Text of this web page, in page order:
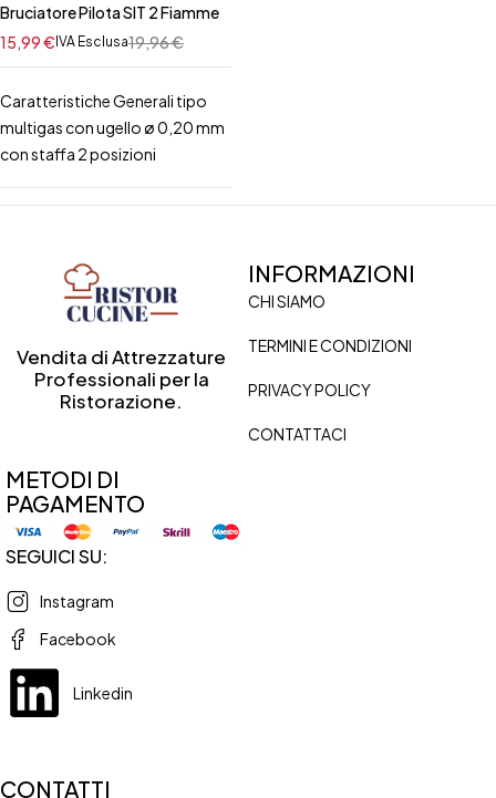
Bruciatore Pilota SIT 2 Fiamme
19,96€
15,99€IVA Esclusa
Caratteristiche Generali tipo
multigas con ugello ø 0,20 mm
con staffa 2 posizioni
Vendita di Attrezzature
Professionali per la
Ristorazione.
INFORMAZIONI
CHI SIAMO
TERMINI E CONDIZIONI
PRIVACY POLICY
CONTATTACI
METODI DI
PAGAMENTO
SEGUICI SU:
Instagram
Facebook
Linkedin
CONTATTI